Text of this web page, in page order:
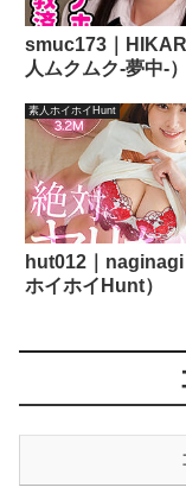
smuc173｜
人ムクムク-夢中-）
素人ホイホイHunt
hut012｜naginagi
ホイホイHunt）